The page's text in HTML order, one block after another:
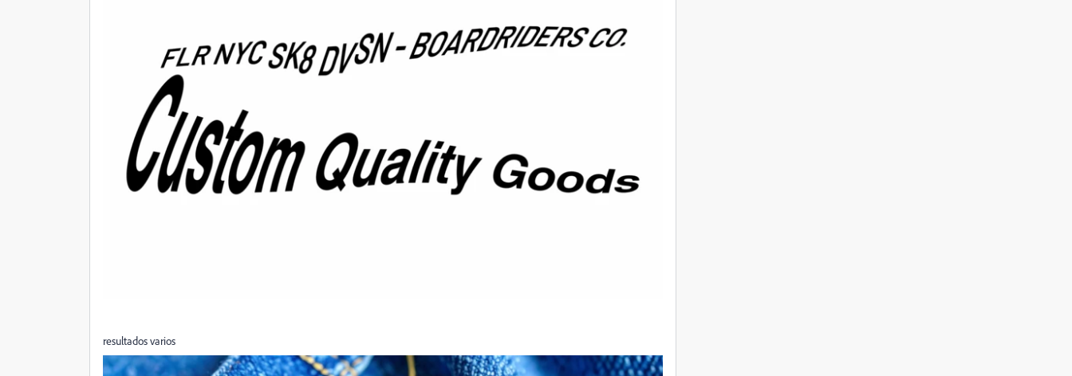
resultados varios